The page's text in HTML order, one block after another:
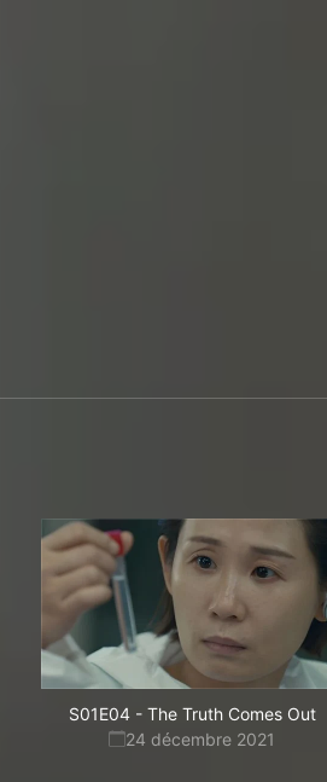
S01E04- The Truth Comes Out
24 décembre 2021